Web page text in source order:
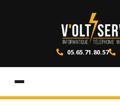
05.65.71.80.57